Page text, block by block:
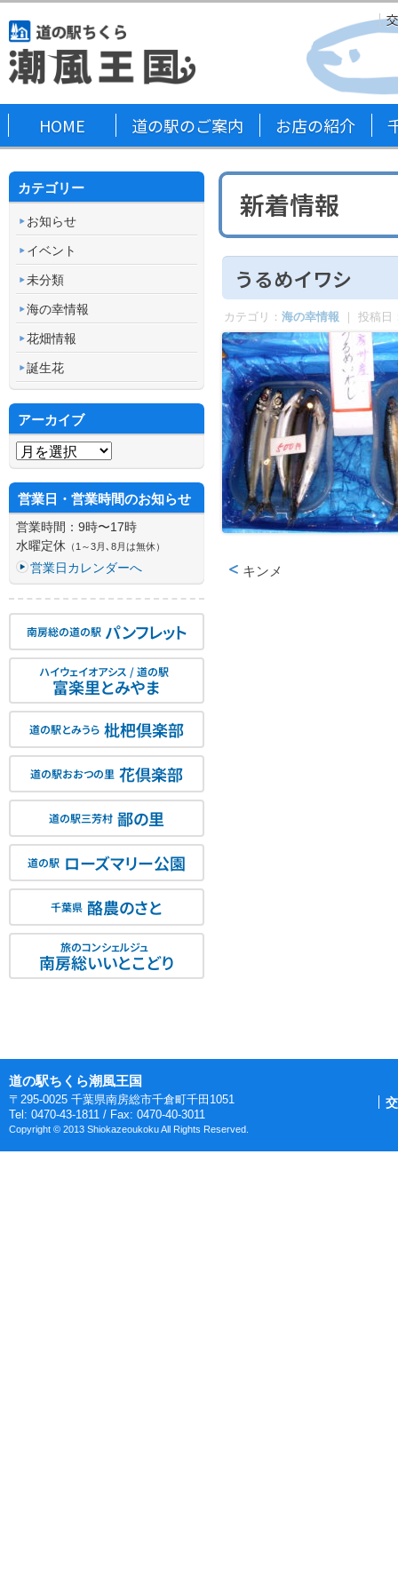
HOME 道の駅のご案内 お店の紹介
新着情報
うるめイワシ
カテゴリ： 海の幸情報 ｜ 投稿日
キンメ
カテゴリー
お知らせ
イベント
未分類
海の幸情報
花畑情報
誕生花
アーカイブ
アーカイブ
営業日・営業時間のお知らせ
営業時間：9時〜17時
水曜定休 （1～3月､8月は無休）
営業日カレンダーへ
南房総の道の駅 パンフレット
ハイウェイオアシス / 道の駅
富楽里とみやま
道の駅とみうら 枇杷倶楽部
道の駅おおつの里 花倶楽部
道の駅三芳村 鄙の里
道の駅 ローズマリー公園
千葉県 酪農のさと
旅のコンシェルジュ
南房総いいとこどり
道の駅ちくら潮風王国
〒295-0025 千葉県南房総市千倉町千田1051
Tel: 0470-43-1811 / Fax: 0470-40-3011
Copyright © 2013 Shiokazeoukoku All Rights Reserved.